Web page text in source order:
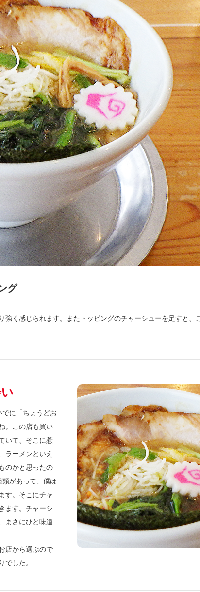
グ
く感じられます。またトッピングのチャーシューを足すと、
に「ちょうどお
。この店も買い
いて、そこに惹
ラーメンといえ
のかと思ったの
があって、僕は
す。そこにチャ
ます。チャーシ
まさにひと味違
店から選ぶので
でした。